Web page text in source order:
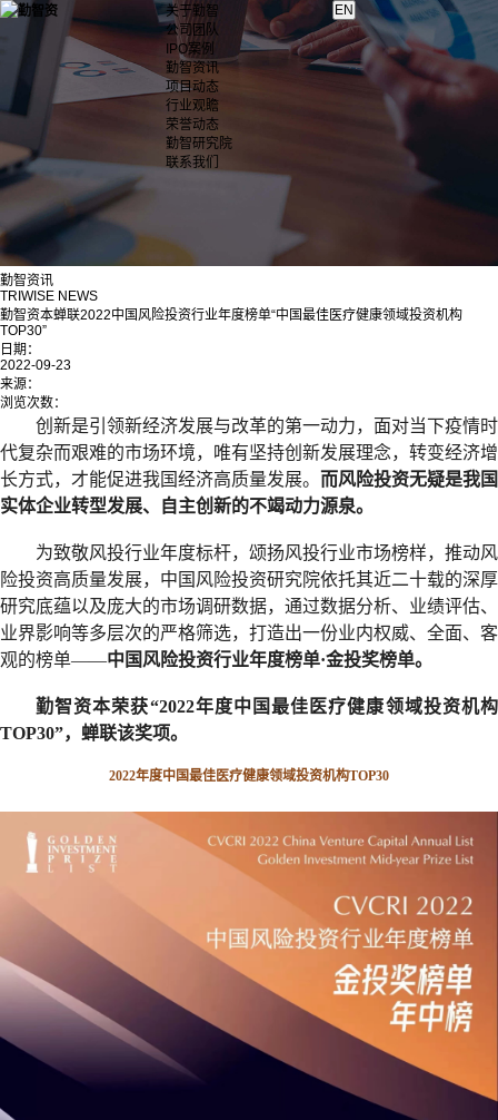
关于勤智
公司团队
IPO案例
勤智资讯
项目动态
行业观瞻
荣誉动态
勤智研究院
联系我们
勤智资讯
TRIWISE NEWS
勤智资本蝉联2022中国风险投资行业年度榜单“中国最佳医疗健康领域投资机构
TOP30”
日期：
2022-09-23
来源：
浏览次数：
创新是引领新经济发展与改革的第一动力，面对当下疫情时
代复杂而艰难的市场环境，唯有坚持创新发展理念，转变经济增
长方式，才能促进我国经济高质量发展。 而风险投资无疑是我国
实体企业转型发展、自主创新的不竭动力源泉。
为致敬风投行业年度标杆，颂扬风投行业市场榜样，推动风
险投资高质量发展，中国风险投资研究院依托其近二十载的深厚
研究底蕴以及庞大的市场调研数据，通过数据分析、业绩评估、
业界影响等多层次的严格筛选，打造出一份业内权威、全面、客
观的榜单——中国风险投资行业年度榜单·金投奖榜单。
勤智资本荣获“2022年度中国最佳医疗健康领域投资机构
TOP30”， 蝉联该奖项。
2022年度中国最佳医疗健康领域投资机构TOP30